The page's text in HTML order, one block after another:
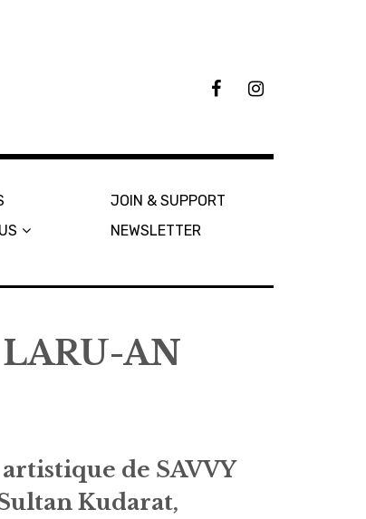
a
JOIN & SUPPORT
NEWSLETTER
AN
de SAVVY
Kudarat,